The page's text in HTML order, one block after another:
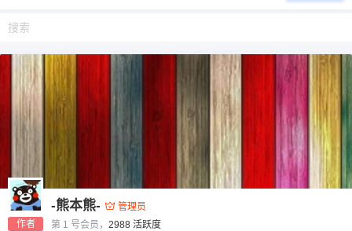
作者
-熊本熊-
管理员
第 1 号会员， 2988 活跃度